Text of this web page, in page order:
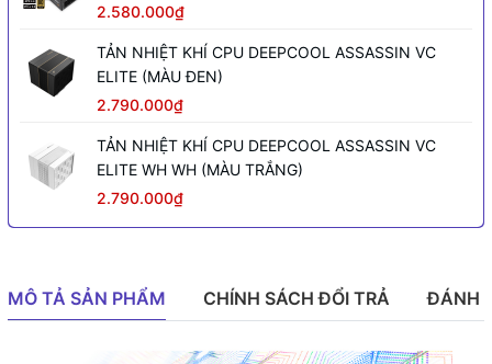
2.580.000₫
TẢN NHIỆT KHÍ CPU DEEPCOOL ASSASSIN VC
ELITE (MÀU ĐEN)
2.790.000₫
TẢN NHIỆT KHÍ CPU DEEPCOOL ASSASSIN VC
ELITE WH WH (MÀU TRẮNG)
2.790.000₫
MÔ TẢ SẢN PHẨM CHÍNH SÁCH ĐỔI TRẢ ĐÁNH